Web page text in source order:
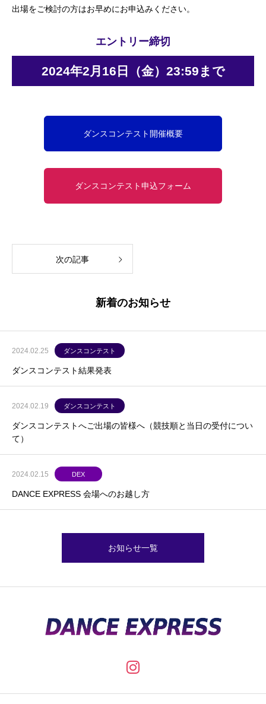
出場をご検討の方はお早めにお申込みください。
エントリー締切
2024年2月16日（金）23:59まで
ダンスコンテスト開催概要
ダンスコンテスト申込フォーム
次の記事
新着のお知らせ
2024.02.25 ダンスコンテスト
ダンスコンテスト結果発表
2024.02.19 ダンスコンテスト
ダンスコンテストへご出場の皆様へ（競技順と当日の受付につい
て）
2024.02.15 DEX
DANCE EXPRESS 会場へのお越し方
お知らせ一覧